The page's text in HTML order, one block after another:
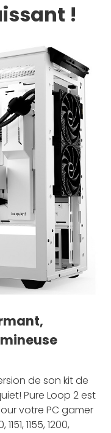
!
de son kit de
Pure Loop 2 est
votre PC gamer
1155, 1200,